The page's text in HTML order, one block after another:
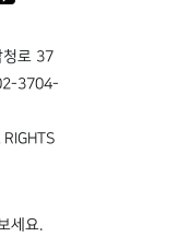
청로 37
3704-
세요.